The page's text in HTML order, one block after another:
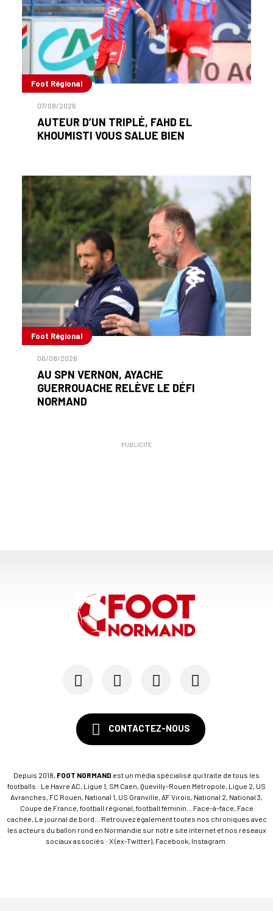
Foot Régional
07/08/2026
AUTEUR D’UN TRIPLÉ, FAHD EL
KHOUMISTI VOUS SALUE BIEN
Foot Régional
06/08/2026
AU SPN VERNON, AYACHE
GUERROUACHE RELÈVE LE DÉFI
NORMAND
PUBLICITÉ
CONTACTEZ-NOUS
Depuis 2018, FOOT NORMAND est un média spécialisé qui traite de tous les
footballs : Le Havre AC, Ligue 1, SM Caen, Quevilly-Rouen Métropole, Ligue 2, US
Avranches, FC Rouen, National 1, US Granville, AF Virois, National 2, National 3,
Coupe de France, football régional, football féminin... Face-à-face, Face
cachée, Le journal de bord... Retrouvez également toutes nos chroniques avec
les acteurs du ballon rond en Normandie sur notre site internet et nos réseaux
sociaux associés : X (ex-Twitter), Facebook, Instagram.